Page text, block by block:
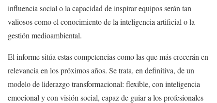
influencia social o la capacidad de inspirar equipos serán tan
valiosos como el conocimiento de la inteligencia artificial o la
gestión medioambiental.
El informe sitúa estas competencias como las que más crecerán en
relevancia en los próximos años. Se trata, en definitiva, de un
modelo de liderazgo transformacional: flexible, con inteligencia
emocional y con visión social, capaz de guiar a los profesionales